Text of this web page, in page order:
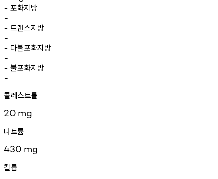
- 포화지방
-
- 트랜스지방
-
- 다불포화지방
-
- 불포화지방
-
콜레스트롤
20 mg
나트륨
430 mg
칼륨